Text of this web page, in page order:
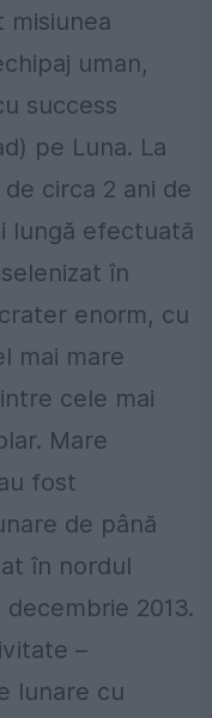
misiunea
uman,
success
pe Luna. La
circa 2 ani de
lungă efectuată
în
enorm, cu
mai mare
cele mai
Mare
fost
de până
în nordul
2013.
–
lunare cu